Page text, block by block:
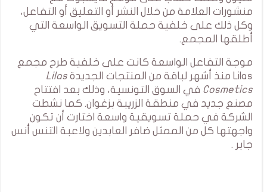
منشورات العلامة من خلال النشر أو التعليق أو التفاعل،
وكل ذلك على خلفية حملة التسويق الواسعة التي
أطلقها المجمع.
موجة التفاعل الواسعة كانت على خلفية طرح مجمع
Lilas منذ أشهر لباقة من المنتجات الجديدة
Lilas
Cosmetics في السوق التونسية، وذلك بعد افتتاح
مصنع جديد في منطقة الزريبة بزغوان. كما نشطت
الشركة في حملة تسويقية واسعة اختارت أن تكون
واجهتها كل من الممثل ضافر العابدين ولاعبة التنس أنس
جابر .